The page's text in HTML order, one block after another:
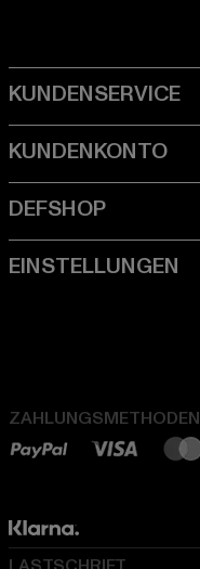
ZAHLUNGSMETHODEN